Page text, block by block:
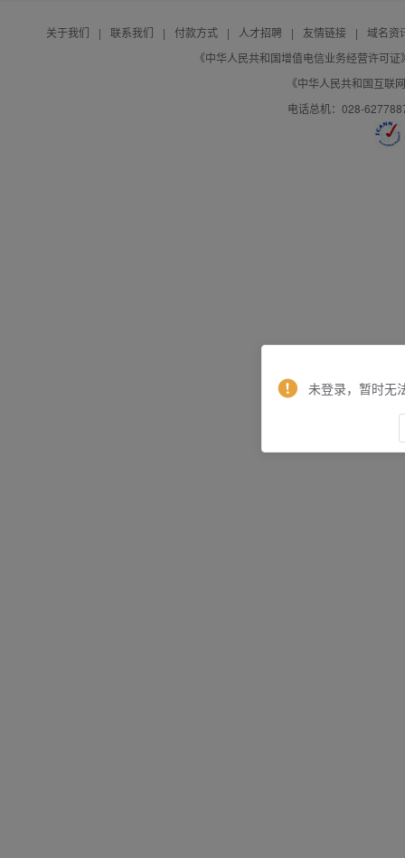
关于我们 | 联系我们 | 付款方式 | 人才招聘 | 友情链接 |
域名资
《中华人民共和国增值电信业务经营许可
《中华人民共和国互联
电话总机：028-
未登录，暂时无